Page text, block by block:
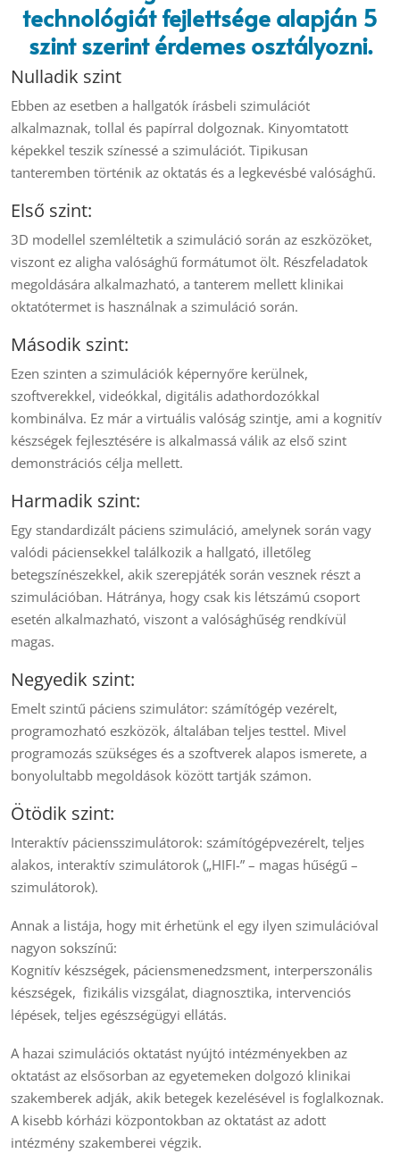
technológiát fejlettsége alapján 5
szint szerint érdemes osztályozni.
Nulladik szint
Ebben az esetben a hallgatók írásbeli szimulációt
alkalmaznak, tollal és papírral dolgoznak. Kinyomtatott
képekkel teszik színessé a szimulációt. Tipikusan
tanteremben történik az oktatás és a legkevésbé valósághű.
Első szint:
3D modellel szemléltetik a szimuláció során az eszközöket,
viszont ez aligha valósághű formátumot ölt. Részfeladatok
megoldására alkalmazható, a tanterem mellett klinikai
oktatótermet is használnak a szimuláció során.
Második szint:
Ezen szinten a szimulációk képernyőre kerülnek,
szoftverekkel, videókkal, digitális adathordozókkal
kombinálva. Ez már a virtuális valóság szintje, ami a kognitív
készségek fejlesztésére is alkalmassá válik az első szint
demonstrációs célja mellett.
Harmadik szint:
Egy standardizált páciens szimuláció, amelynek során vagy
valódi páciensekkel találkozik a hallgató, illetőleg
betegszínészekkel, akik szerepjáték során vesznek részt a
szimulációban. Hátránya, hogy csak kis létszámú csoport
esetén alkalmazható, viszont a valósághűség rendkívül
magas.
Negyedik szint:
Emelt szintű páciens szimulátor: számítógép vezérelt,
programozható eszközök, általában teljes testtel. Mivel
programozás szükséges és a szoftverek alapos ismerete, a
bonyolultabb megoldások között tartják számon.
Ötödik szint:
Interaktív páciensszimulátorok: számítógépvezérelt, teljes
alakos, interaktív szimulátorok („HIFI-” – magas hűségű –
szimulátorok).
Annak a listája, hogy mit érhetünk el egy ilyen szimulációval
nagyon sokszínű:
Kognitív készségek, páciensmenedzsment, interperszonális
készségek, fizikális vizsgálat, diagnosztika, intervenciós
lépések, teljes egészségügyi ellátás.
A hazai szimulációs oktatást nyújtó intézményekben az
oktatást az elsősorban az egyetemeken dolgozó klinikai
szakemberek adják, akik betegek kezelésével is foglalkoznak.
A kisebb kórházi központokban az oktatást az adott
intézmény szakemberei végzik.